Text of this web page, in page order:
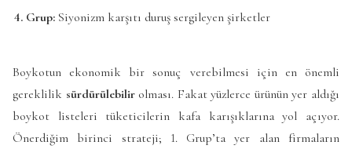
4. Grup: Siyonizm karşıtı duruş sergileyen şirketler
Boykotun ekonomik bir sonuç verebilmesi için en önemli
gereklilik sürdürülebilirolması. Fakat yüzlerce ürünün yer aldığı
boykot listeleri tüketicilerin kafa karışıklarına yol açıyor.
Önerdiğim birinci strateji; 1. Grup’ta yer alan firmaların